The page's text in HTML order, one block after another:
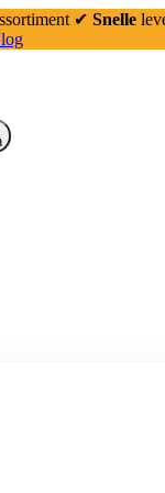
✔ Snelle